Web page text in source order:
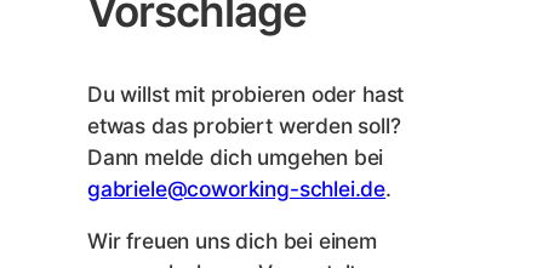
Vorschläge
Du willst mit probieren oder hast
etwas das probiert werden soll?
Dann melde dich umgehen bei
gabriele@coworking-schlei.de.
Wir freuen uns dich bei einem